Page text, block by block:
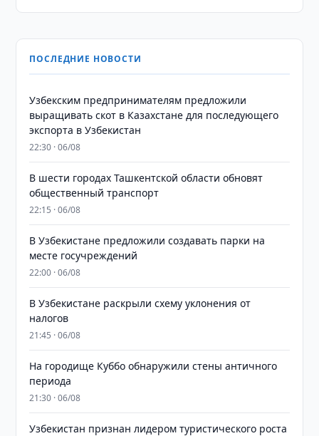
ПОСЛЕДНИЕ НОВОСТИ
Узбекским предпринимателям предложили
выращивать скот в Казахстане для последующего
экспорта в Узбекистан
22:30 · 06/08
В шести городах Ташкентской области обновят
общественный транспорт
22:15 · 06/08
В Узбекистане предложили создавать парки на
месте госучреждений
22:00 · 06/08
В Узбекистане раскрыли схему уклонения от
налогов
21:45 · 06/08
На городище Куббо обнаружили стены античного
периода
21:30 · 06/08
Узбекистан признан лидером туристического роста